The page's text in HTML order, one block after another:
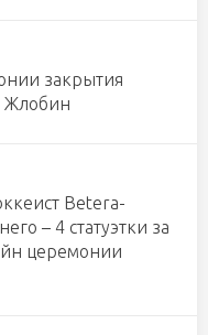
закрытия
Жлобин
Betera-
– 4 статуэтки за
церемонии